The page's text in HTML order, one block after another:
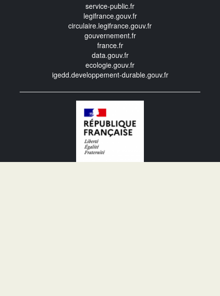
service-public.fr
legifrance.gouv.fr
circulaire.legifrance.gouv.fr
gouvernement.fr
france.fr
data.gouv.fr
ecologie.gouv.fr
igedd.developpement-durable.gouv.fr